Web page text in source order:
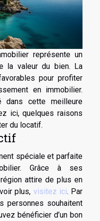
représente un
la valeur du bien. La
pour profiter
en immobilier.
dans cette meilleure
ici, quelques raisons
du locatif.
spéciale et parfaite
Grâce à ses
attire de plus en
plus, visitez ici. Par
personnes souhaitent
bénéficier d’un bon